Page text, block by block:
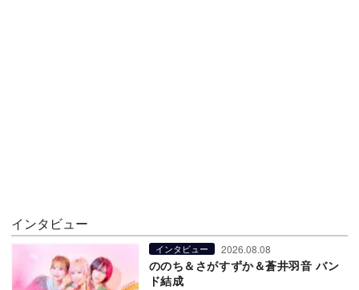
インタビュー
インタビュー 2026.08.08
ののち＆さがすずか＆蒼井羽音 バン
ド結成